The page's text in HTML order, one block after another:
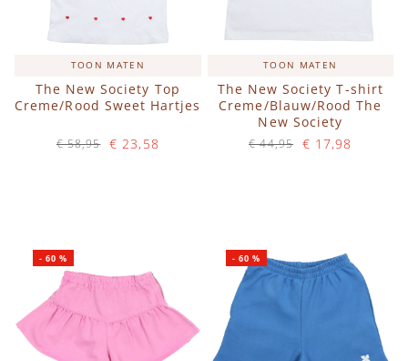
TOON MATEN
The New Society Top
Creme/Rood Sweet Hartjes
€ 23,58
€ 58,95
TOON MATEN
The New Society T-shirt
Creme/Blauw/Rood The
New Society
€ 17,98
€ 44,95
-60 % - 60 %